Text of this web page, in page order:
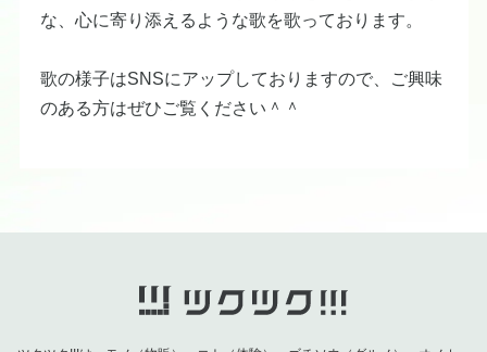
な、心に寄り添えるような歌を歌っております。
歌の様子はSNSにアップしておりますので、ご興味
のある方はぜひご覧ください＾＾